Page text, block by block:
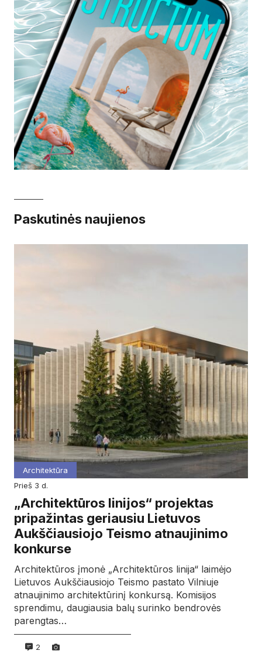
Paskutinės naujienos
Architektūra
prieš 3 d.
„Architektūros linijos“ projektas
pripažintas geriausiu Lietuvos
Aukščiausiojo Teismo atnaujinimo
konkurse
Architektūros įmonė „Architektūros linija“ laimėjo
Lietuvos Aukščiausiojo Teismo pastato Vilniuje
atnaujinimo architektūrinį konkursą. Komisijos
sprendimu, daugiausia balų surinko bendrovės
parengtas…
2